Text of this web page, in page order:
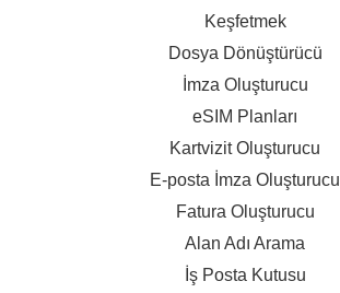
Keşfetmek
Dosya Dönüştürücü
İmza Oluşturucu
eSIM Planları
Kartvizit Oluşturucu
E-posta İmza Oluşturucu
Fatura Oluşturucu
Alan Adı Arama
İş Posta Kutusu